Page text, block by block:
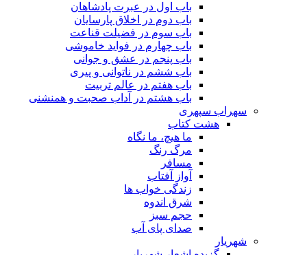
باب اول در عبرت پادشاهان
باب دوم در اخلاق پارسایان
باب سوم در فضیلت قناعت
باب چهارم در فواید خاموشى
باب پنجم در عشق و جوانى
باب ششم در ناتوانى و پیرى
باب هفتم در عالم تربیت
باب هشتم در آداب صحبت و همنشنى
سهراب سپهری
هشت کتاب
ما هیچ، ما نگاه
مرگ رنگ
مسافر
آواز آفتاب
زندگی خواب ها
شرق اندوه
حجم سبز
صدای پای آب
شهریار